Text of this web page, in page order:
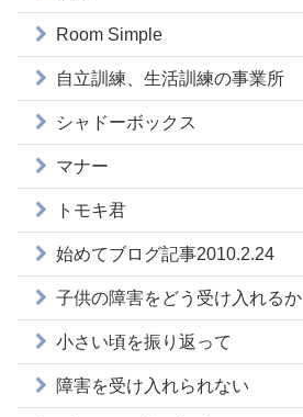
Room Simple
自立訓練、生活訓練の事業所
シャドーボックス
マナー
トモキ君
始めてブログ記事2010.2.24
子供の障害をどう受け入れるか
小さい頃を振り返って
障害を受け入れられない